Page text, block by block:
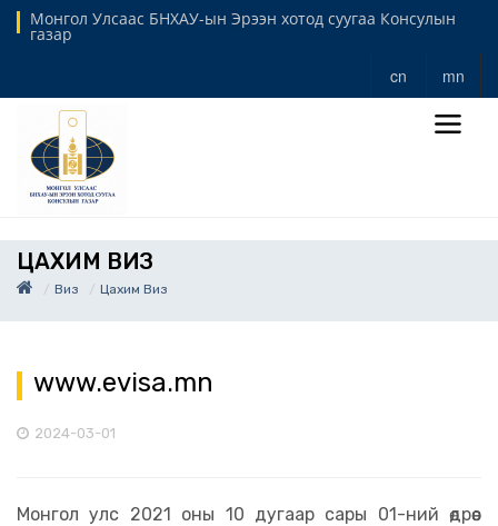
Монгол Улсаас БНХАУ-ын Эрээн хотод суугаа Консулын
газар
cn mn
ЦАХИМ ВИЗ
Виз Цахим Виз
www.evisa.mn
2024-03-01
Монгол улс 2021 оны 10 дугаар сары 01-ний өдрөөс